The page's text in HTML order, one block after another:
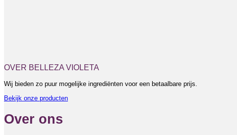
OVER BELLEZA VIOLETA
Wij bieden zo puur mogelijke ingrediënten voor een betaalbare prijs.
Bekijk onze producten
Over ons